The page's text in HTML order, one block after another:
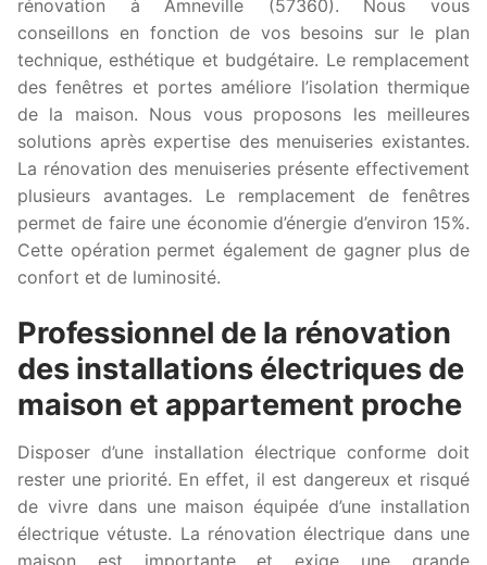
rénovation à Amneville (57360). Nous vous
conseillons en fonction de vos besoins sur le plan
technique, esthétique et budgétaire. Le remplacement
des fenêtres et portes améliore l’isolation thermique
de la maison. Nous vous proposons les meilleures
solutions après expertise des menuiseries existantes.
La rénovation des menuiseries présente effectivement
plusieurs avantages. Le remplacement de fenêtres
permet de faire une économie d’énergie d’environ 15%.
Cette opération permet également de gagner plus de
confort et de luminosité.
Professionnel de la rénovation
des installations électriques de
maison et appartement proche
Disposer d’une installation électrique conforme doit
rester une priorité. En effet, il est dangereux et risqué
de vivre dans une maison équipée d’une installation
électrique vétuste. La rénovation électrique dans une